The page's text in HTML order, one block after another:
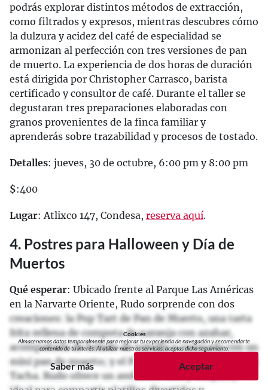
podrás explorar distintos métodos de extracción,
como filtrados y expresos, mientras descubres cómo
la dulzura y acidez del café de especialidad se
armonizan al perfección con tres versiones de pan
de muerto. La experiencia de dos horas de duración
está dirigida por Christopher Carrasco, barista
certificado y consultor de café. Durante el taller se
degustaran tres preparaciones elaboradas con
granos provenientes de la finca familiar y
aprenderás sobre trazabilidad y procesos de tostado.
Detalles: jueves, 30 de octubre, 6:00 pm y 8:00 pm
$:400
Lugar: Atlixco 147, Condesa, reserva aquí.
4. Postres para Halloween y Día de
Muertos
Qué esperar: Ubicado frente al Parque Las Américas
en la Narvarte Oriente, Rudo sorprende con dos
creaciones: la Pop Tart de Pan de Muerto, una tarta
frita rellena de compota de naranja con azahar,
acompañada de helado de vainilla y coronada con un
mini pan de muerto; y el Pan Francés de Calabaza en
Tacha. Rudo ofrece un ambiente cool y relajado,
Cookies
Almacenamos datos temporalmente para mejorar tu experiencia de navegación y recomendarte
contenido de tu interés. Al utilizar nuestros servicios, aceptas dicho seguimiento.
Saber más Aceptar